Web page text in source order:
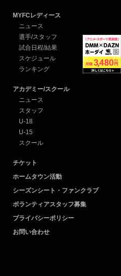
MYFCレディース
ニュース
選手/スタッフ
試合日程/結果
スケジュール
ランキング
アカデミー/スクール
ニュース
スタッフ
U-18
U-15
スクール
チケット
ホームタウン活動
シーズンシート・ファンクラブ
ボランティアスタッフ募集
プライバシーポリシー
お問い合わせ